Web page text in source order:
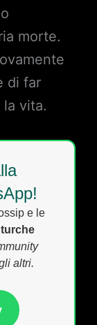
morte.
di far
vita.
e le
altri.